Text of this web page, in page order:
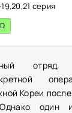
серия
Кореи
Однако один